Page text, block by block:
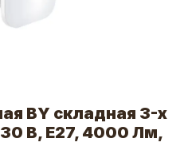
BY складная 3-х
В, Е27, 4000 Лм,